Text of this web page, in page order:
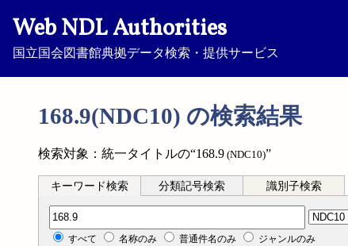
Web NDL Authorities
国立国会図書館典拠データ検索・提供サービス
168.9(NDC10) の検索結果
検索対象：統一タイトルの“168.9 (NDC10)”
キーワード検索 分類記号検索 識別子検索
分類記号検索
すべて 名称のみ 普通件名のみ ジャンルのみ